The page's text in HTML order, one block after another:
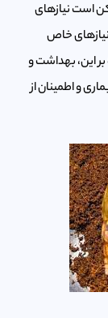
است نیازهای
خاص
این، بهداشت و
و اطمینان از